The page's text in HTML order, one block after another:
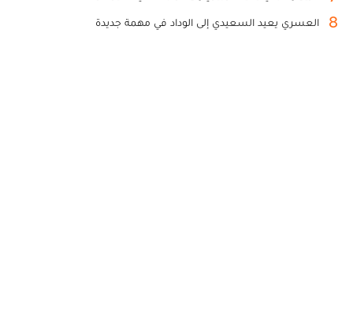
8 العسري يعيد السعيدي إلى الوداد في مهمة جديدة